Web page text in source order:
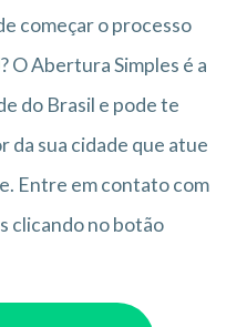
começar o processo
? O Abertura Simples é a
do Brasil e pode te
da sua cidade que atue
Entre em contato com
clicando no botão